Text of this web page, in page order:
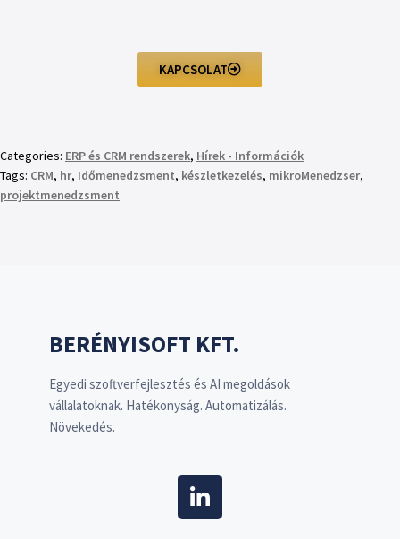
KAPCSOLAT
Categories: ERP és CRM rendszerek, Hírek - Információk
Tags: CRM, hr, Időmenedzsment, készletkezelés, mikroMenedzser,
projektmenedzsment
BERÉNYISOFT KFT.
Egyedi szoftverfejlesztés és AI megoldások
vállalatoknak. Hatékonyság. Automatizálás.
Növekedés.